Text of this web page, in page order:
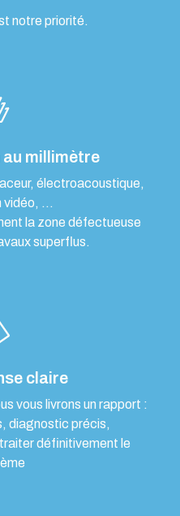
notre priorité.
millimètre
électroacoustique,
vidéo, …
la zone défectueuse
superflus.
claire
vous livrons un rapport :
diagnostic précis,
définitivement le